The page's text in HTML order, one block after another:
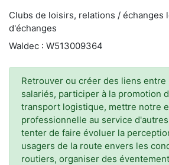
Clubs de loisirs, relations / échanges
d'échanges
Waldec : W513009364
Retrouver ou créer des liens entre
salariés, participer à la promotion
transport logistique, mettre notre
professionnelle au service
tenter de faire évoluer la
usagers de la route envers les
routiers, organiser des